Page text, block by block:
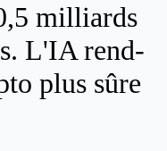
milliards
L'IA rend-
plus sûre